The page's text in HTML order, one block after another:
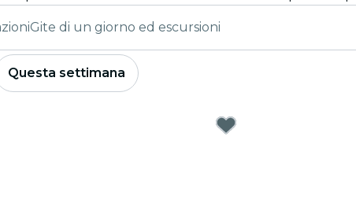
Gite di un giorno ed escursioni
Questa settimana